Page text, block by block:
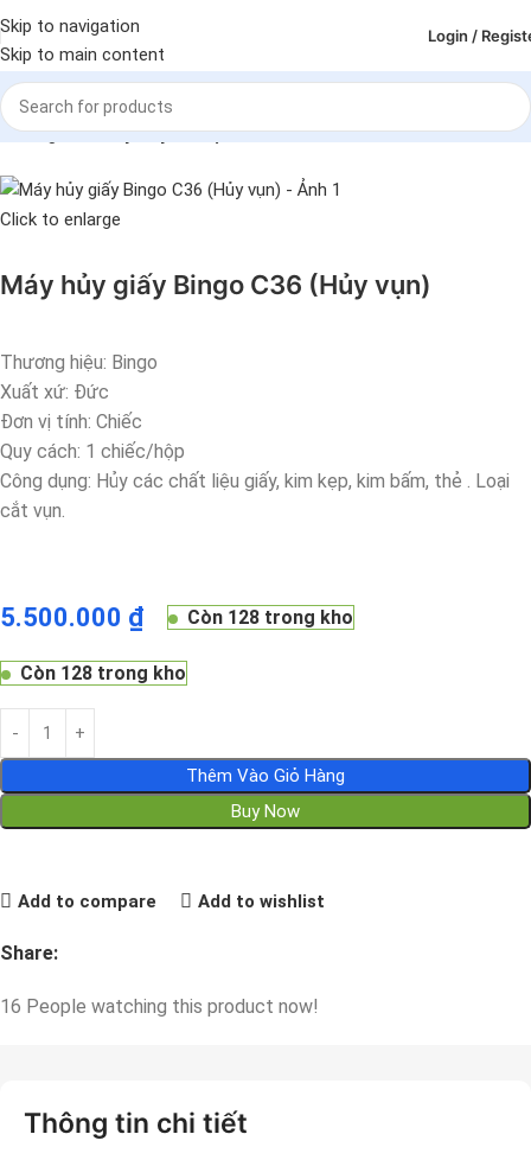
Skip to navigation
Skip to main content
Login /
Trang chủ Máy hủy tài liệu
Click to enlarge
Máy hủy giấy Bingo C36 (Hủy vụn)
Thương hiệu: Bingo
Xuất xứ: Đức
Đơn vị tính: Chiếc
Quy cách: 1 chiếc/hộp
Công dụng: Hủy các chất liệu giấy, kim kẹp, kim bấm, thẻ . Loại
cắt vụn.
5.500.000 ₫ Còn 128 trong kho
Còn 128 trong kho
Thêm Vào Giỏ Hàng
Buy Now
Add to compare Add to wishlist
Share:
16 People watching this product now!
Thông tin chi tiết